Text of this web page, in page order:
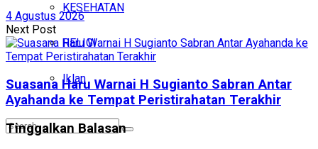
KESEHATAN
RELIGI
Iklan
4 Agustus 2026
Next Post
Suasana Haru Warnai H Sugianto Sabran Antar
Ayahanda ke Tempat Peristirahatan Terakhir
Tinggalkan Balasan